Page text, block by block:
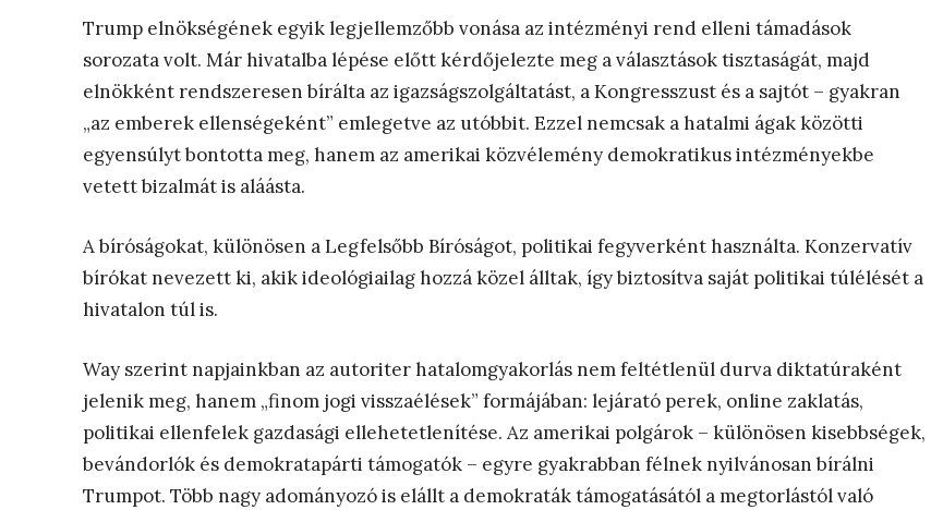
Trump elnökségének egyik legjellemzőbb vonása az intézményi rend elleni támadások
sorozata volt. Már hivatalba lépése előtt kérdőjelezte meg a választások tisztaságát, majd
elnökként rendszeresen bírálta az igazságszolgáltatást, a Kongresszust és a sajtót – gyakran
„az emberek ellenségeként” emlegetve az utóbbit. Ezzel nemcsak a hatalmi ágak közötti
egyensúlyt bontotta meg, hanem az amerikai közvélemény demokratikus intézményekbe
vetett bizalmát is aláásta.
A bíróságokat, különösen a Legfelsőbb Bíróságot, politikai fegyverként használta. Konzervatív
bírókat nevezett ki, akik ideológiailag hozzá közel álltak, így biztosítva saját politikai túlélését a
hivatalon túl is.
Way szerint napjainkban az autoriter hatalomgyakorlás nem feltétlenül durva diktatúraként
jelenik meg, hanem „finom jogi visszaélések” formájában: lejárató perek, online zaklatás,
politikai ellenfelek gazdasági ellehetetlenítése. Az amerikai polgárok – különösen kisebbségek,
bevándorlók és demokratapárti támogatók – egyre gyakrabban félnek nyilvánosan bírálni
Trumpot. Több nagy adományozó is elállt a demokraták támogatásától a megtorlástól való